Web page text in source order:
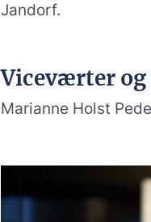
Jandorf.
Viceværter
Marianne Holst